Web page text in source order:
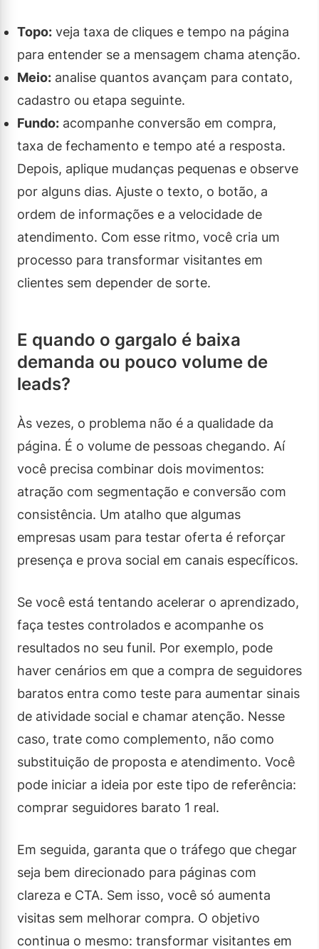
Topo: veja taxa de cliques e tempo na página
para entender se a mensagem chama atenção.
Meio: analise quantos avançam para contato,
cadastro ou etapa seguinte.
Fundo: acompanhe conversão em compra,
taxa de fechamento e tempo até a resposta.
Depois, aplique mudanças pequenas e observe
por alguns dias. Ajuste o texto, o botão, a
ordem de informações e a velocidade de
atendimento. Com esse ritmo, você cria um
processo para transformar visitantes em
clientes sem depender de sorte.
E quando o gargalo é baixa
demanda ou pouco volume de
leads?
Às vezes, o problema não é a qualidade da
página. É o volume de pessoas chegando. Aí
você precisa combinar dois movimentos:
atração com segmentação e conversão com
consistência. Um atalho que algumas
empresas usam para testar oferta é reforçar
presença e prova social em canais específicos.
Se você está tentando acelerar o aprendizado,
faça testes controlados e acompanhe os
resultados no seu funil. Por exemplo, pode
haver cenários em que a compra de seguidores
baratos entra como teste para aumentar sinais
de atividade social e chamar atenção. Nesse
caso, trate como complemento, não como
substituição de proposta e atendimento. Você
pode iniciar a ideia por este tipo de referência:
comprar seguidores barato 1 real.
Em seguida, garanta que o tráfego que chegar
seja bem direcionado para páginas com
clareza e CTA. Sem isso, você só aumenta
visitas sem melhorar compra. O objetivo
continua o mesmo: transformar visitantes em